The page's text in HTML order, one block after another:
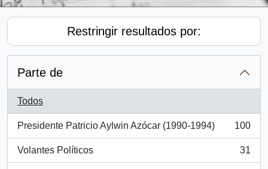
Restringir resultados por:
Parte de
Todos
Presidente Patricio Aylwin Azócar (1990-1994)
, 100 resultados
100
Volantes Políticos
, 31 resultados
31